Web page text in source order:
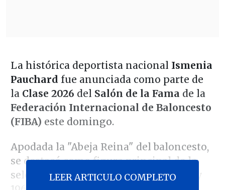
La histórica deportista nacional Ismenia
Pauchard fue anunciada como parte de
la Clase 2026 del Salón de la Fama de la
Federación Internacional de Baloncesto
(FIBA) este domingo.
Apodada la "Abeja Reina" del baloncesto,
se destacó como figura principal de la
selección chilena entre los años 1950 y
LEER ARTICULO COMPLETO